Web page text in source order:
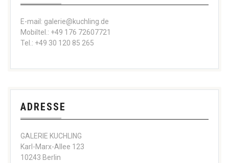
E-mail: galerie@kuchling.de
Mobiltel.: +49 176 72607721
Tel.: +49 30 120 85 265
ADRESSE
GALERIE KUCHLING
Karl-Marx-Allee 123
10243 Berlin